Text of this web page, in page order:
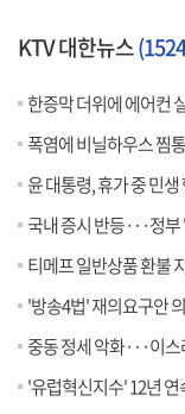
KTV 대한뉴스
한증막 더위에 에어컨
폭염에 비닐하우스 찜
윤 대통령, 휴가 중 민
국내 증시 반등···정부 "
티메프 일반상품 환불
'방송4법' 재의요구안
중동 정세 악화···이
'유럽혁신지수' 12년